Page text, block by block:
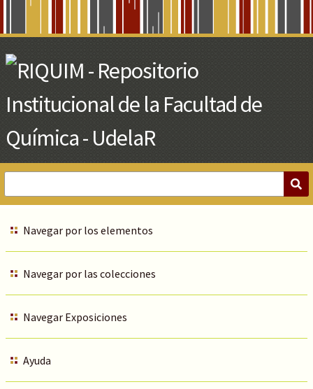
Main
Content
Navegar por los elementos
Navegar por las colecciones
Navegar Exposiciones
Ayuda